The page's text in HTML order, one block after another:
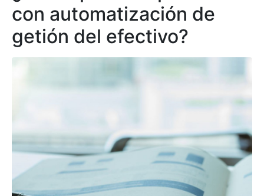
con automatización de
getión del efectivo?